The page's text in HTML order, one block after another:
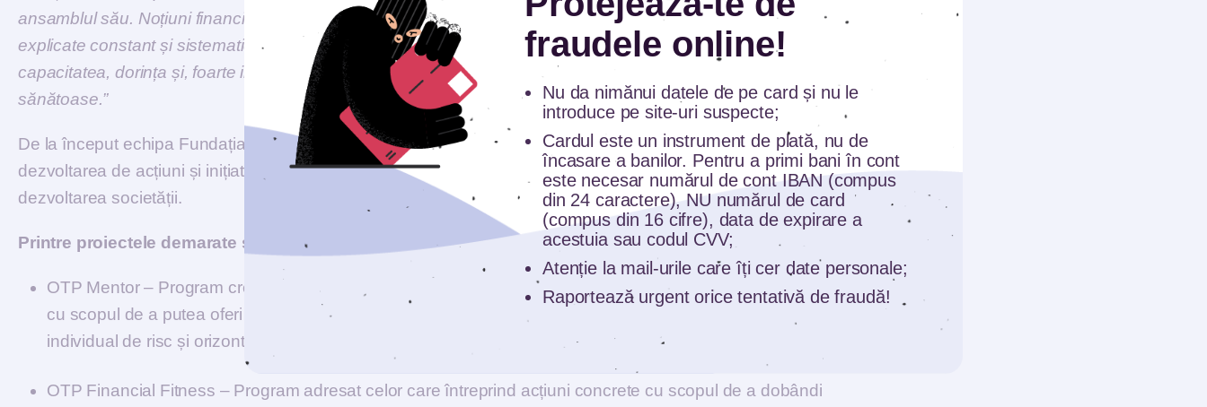
ansamblul său. Noțiuni financiare aparent simple, precum cont curent, dobândă, credit, depozit etc. trebuie
explicate constant și sistematic clienților, astfel încât aceștia să poată înțelege, dar mai ales, să aibă
capacitatea, dorința și, foarte important, motivația, de a transpune în viața de zi cu zi principii financiare
sănătoase.”
De la început echipa Fundația OTP Bank România a fost conștientă că atât promovarea, cât mai ales
dezvoltarea de acțiuni și inițiative cu privire la educația financiară trebuie să vină și din partea băncilor pentru
dezvoltarea societății.
Printre proiectele demarate se enumeră:
OTP Mentor – Program creat în 2010 al cărui scop a fost selectarea și instruirea forței de vânzare a băncii
cu scopul de a putea oferi clienților soluțiile optime de economisire și investiții, în funcție de profilul
individual de risc și orizontul de timp necesar pentru atingerea unor obiective financiare.
OTP Financial Fitness – Program adresat celor care întreprind acțiuni concrete cu scopul de a dobândi
fraudele online!
Nu da nimănui datele de pe card și nu le
introduce pe site-uri suspecte;
Cardul este un instrument de plată, nu de
încasare a banilor. Pentru a primi bani în cont
este necesar numărul de cont IBAN (compus
din 24 caractere), NU numărul de card
(compus din 16 cifre), data de expirare a
acestuia sau codul CVV;
Atenție la mail-urile care îți cer date personale;
Raportează urgent orice tentativă de fraudă!